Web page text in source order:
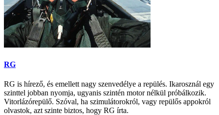
RG
RG is hírező, és emellett nagy szenvedélye a repülés. Ikarosznál egy
szinttel jobban nyomja, ugyanis szintén motor nélkül próbálkozik.
Vitorlázórepülő. Szóval, ha szimulátorokról, vagy repülős appokról
olvastok, azt szinte biztos, hogy RG írta.